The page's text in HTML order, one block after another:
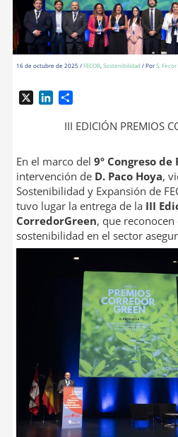
16 de octubre de 2025 /FECOR, Sostenibilidad/ PorS.
d
I
n
m
r
t
i
r
III EDICIÓN PREMIOS
En el marco del 9º Congreso de
intervención de D. Paco Hoya,
Sostenibilidad y Expansión de
tuvo lugar la entrega de la III
CorredorGreen, que
sostenibilidad en el sector